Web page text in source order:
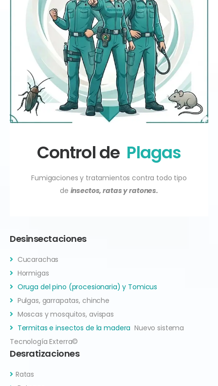
Control de Plagas
Fumigaciones y tratamientos contra todo tipo
de insectos, ratas y ratones.
Desinsectaciones
Cucarachas
Hormigas
Oruga del pino (procesionaria) y Tomicus
Pulgas, garrapatas, chinche
Moscas y mosquitos, avispas
Termitas e insectos de la madera Nuevo sistema
Tecnología Exterra©
Desratizaciones
Ratas